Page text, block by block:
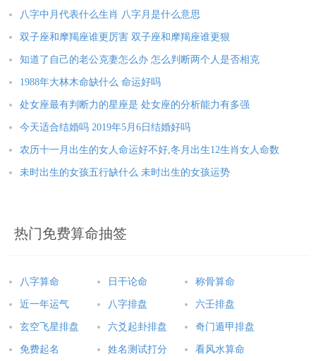
八字中月代表什么生肖 八字月是什么意思
双子座和摩羯座谁更厉害 双子座和摩羯座谁更狠
知道了自己的老公克妻怎么办 怎么判断两个人是否相克
1988年大林木命缺什么 命运好吗
处女座最有判断力的星座是 处女座的分析能力有多强
今天适合结婚吗 2019年5月6日结婚好吗
农历十一月出生的女人命运好不好,冬月出生12生肖女人命数
未时出生的女孩五行缺什么 未时出生的女孩运势
热门免费算命抽签
八字算命 日干论命 称骨算命
近一年运气 八字排盘 六壬排盘
玄空飞星排盘 六爻起卦排盘 奇门遁甲排盘
免费起名 姓名测试打分 看风水算命